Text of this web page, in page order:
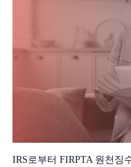
IRS로부터 FIRPTA 원천징